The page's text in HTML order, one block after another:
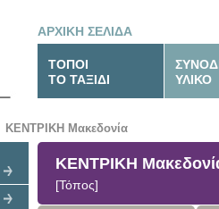
ΑΡΧΙΚΗ ΣΕΛΙΔΑ
ΤΟΠΟΙ
ΤΟ ΤΑΞΙΔΙ
ΥΛΙΚΟ
ΚΕΝΤΡΙΚΗ Μακεδονία
ΚΕΝΤΡΙΚΗ
[Τόπος]